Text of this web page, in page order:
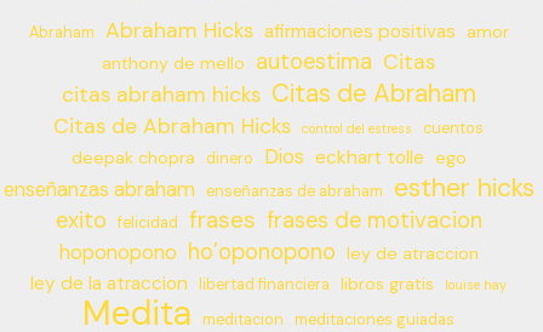
Abraham Abraham Hicks afirmaciones positivas
amor
anthony de mello
autoestima Citas
citas abraham hicks Citas de Abraham
Citas de Abraham Hicks control del estress cuentos
deepak chopra dinero Dios eckhart tolle ego
enseñanzas abraham enseñanzas de abraham esther hicks
exito felicidad frases frases de motivacion
hoponopono ho’oponopono ley de atraccion
ley de la atraccion libertad financiera libros gratis louise hay
Medita meditacion meditaciones guiadas